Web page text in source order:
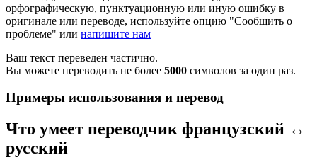
орфографическую, пунктуационную или иную ошибку в
оригинале или переводе, используйте опцию "Сообщить о
проблеме" или напишите нам
Ваш текст переведен частично.
Вы можете переводить не более 5000 символов за один раз.
Примеры использования и перевод
Что умеет переводчик французский ↔
русский